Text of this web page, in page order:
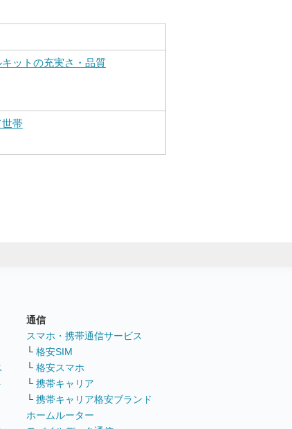
キットの充実さ・品質
帯
通信
スマホ・携帯通信サービス
└ 格安SIM
└ 格安スマホ
└ 携帯キャリア
└ 携帯キャリア格安ブランド
ホームルーター